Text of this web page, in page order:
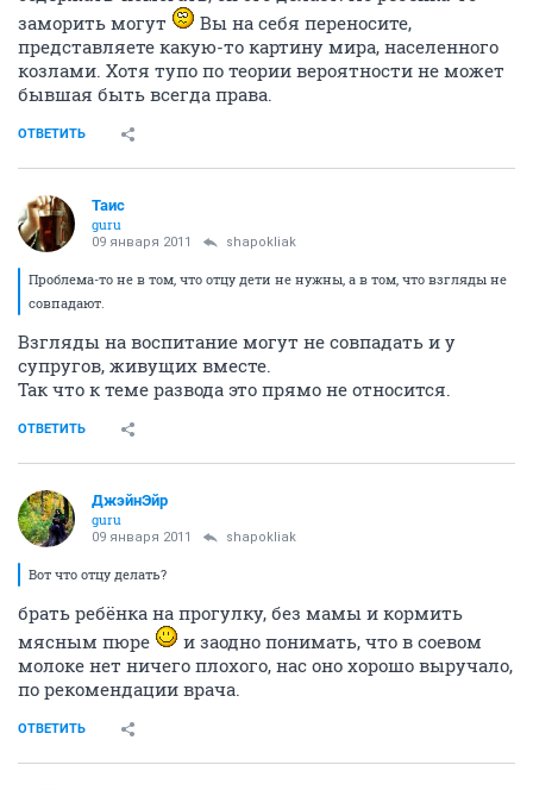
заморить могут
Вы на себя переносите,
представляете какую-то картину мира, населенного
козлами. Хотя тупо по теории вероятности не может
бывшая быть всегда права.
ОТВЕТИТЬ
Таис
guru
09 января 2011 shapokliak
Проблема-то не в том, что отцу дети не нужны, а в том, что взгляды не
совпадают.
Взгляды на воспитание могут не совпадать и у
супругов, живущих вместе.
Так что к теме развода это прямо не относится.
ОТВЕТИТЬ
ДжэйнЭйр
guru
09 января 2011 shapokliak
Вот что отцу делать?
брать ребёнка на прогулку, без мамы и кормить
мясным пюре
и заодно понимать, что в соевом
молоке нет ничего плохого, нас оно хорошо выручало,
по рекомендации врача.
ОТВЕТИТЬ